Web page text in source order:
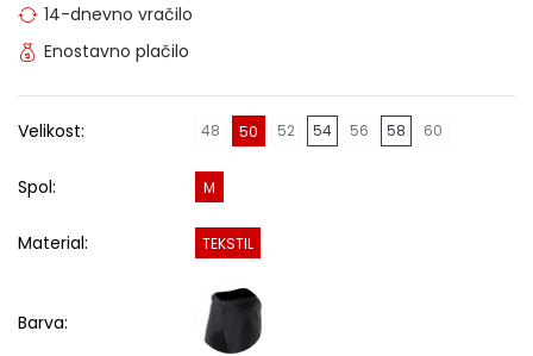
14-dnevno vračilo
Enostavno plačilo
Velikost: 48 50 52 54 56 58 60
Spol: M
Material: TEKSTIL
Barva: